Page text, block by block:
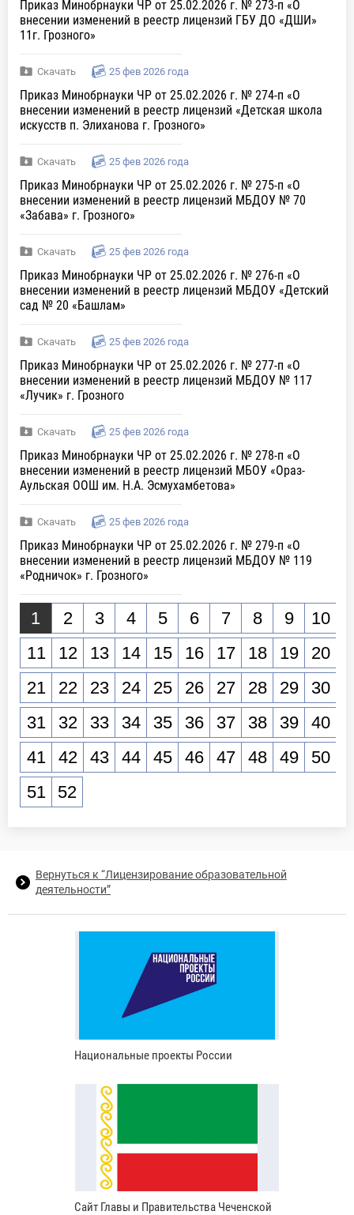
Приказ Минобрнауки ЧР от 25.02.2026 г. № 273-п «О
внесении изменений в реестр лицензий ГБУ ДО «ДШИ»
11г. Грозного»
Скачать 25 фев 2026 года
Приказ Минобрнауки ЧР от 25.02.2026 г. № 274-п «О
внесении изменений в реестр лицензий «Детская школа
искусств п. Элиханова г. Грозного»
Скачать 25 фев 2026 года
Приказ Минобрнауки ЧР от 25.02.2026 г. № 275-п «О
внесении изменений в реестр лицензий МБДОУ № 70
«Забава» г. Грозного»
Скачать 25 фев 2026 года
Приказ Минобрнауки ЧР от 25.02.2026 г. № 276-п «О
внесении изменений в реестр лицензий МБДОУ «Детский
сад № 20 «Башлам»
Скачать 25 фев 2026 года
Приказ Минобрнауки ЧР от 25.02.2026 г. № 277-п «О
внесении изменений в реестр лицензий МБДОУ № 117
«Лучик» г. Грозного
Скачать 25 фев 2026 года
Приказ Минобрнауки ЧР от 25.02.2026 г. № 278-п «О
внесении изменений в реестр лицензий МБОУ «Ораз-
Аульская ООШ им. Н.А. Эсмухамбетова»
Скачать 25 фев 2026 года
Приказ Минобрнауки ЧР от 25.02.2026 г. № 279-п «О
внесении изменений в реестр лицензий МБДОУ № 119
«Родничок» г. Грозного»
1 2 3 4 5 6 7 8 9
10
11
12 13 14 15 16 17 18 19
20
21
22 23 24 25 26 27 28 29
30
31
32 33 34 35 36 37 38 39
40
41
42 43 44 45 46 47 48 49
50
51
52
Вернуться к “Лицензирование образовательной
деятельности”
Национальные проекты России
Сайт Главы и Правительства Чеченской